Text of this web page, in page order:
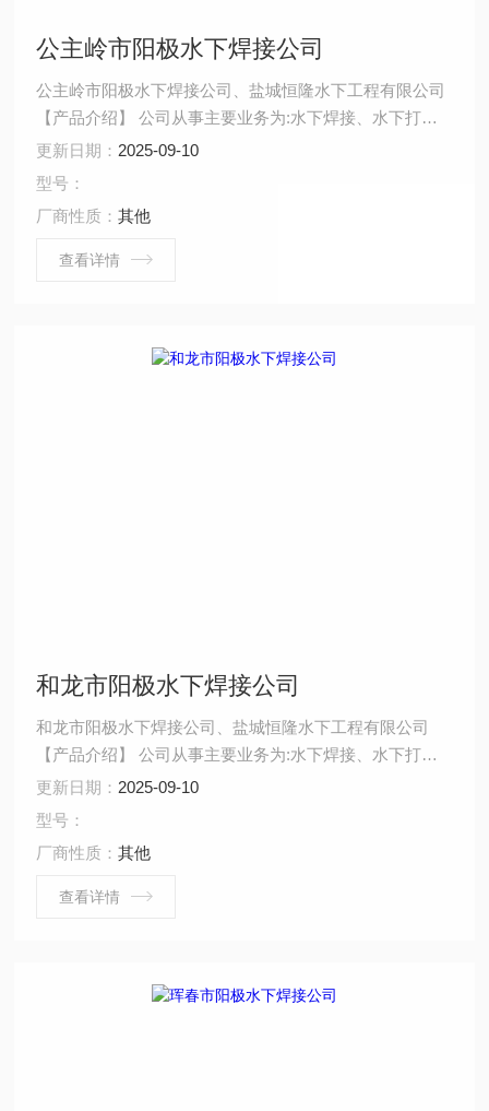
公主岭市阳极水下焊接公司
公主岭市阳极水下焊接公司、盐城恒隆水下工程有限公司
【产品介绍】 公司从事主要业务为:水下焊接、水下打
捞、水下拆除、水下安装、水下堵漏、水下切割、水下摄
像、水下探摸、沉井施工、水下维修、水下检测、水下封
更新日期： 2025-09-10
型号：
厂商性质：其他
查看详情
和龙市阳极水下焊接公司
和龙市阳极水下焊接公司、盐城恒隆水下工程有限公司
【产品介绍】 公司从事主要业务为:水下焊接、水下打
捞、水下拆除、水下安装、水下堵漏、水下切割、水下摄
像、水下探摸、沉井施工、水下维修、水下检测、水下封
更新日期： 2025-09-10
型号：
厂商性质：其他
查看详情